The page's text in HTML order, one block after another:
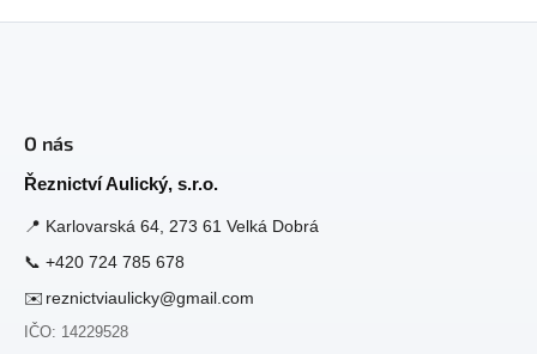
O nás
Řeznictví Aulický, s.r.o.
📍 Karlovarská 64, 273 61 Velká Dobrá
📞 +420 724 785 678
✉️ reznictviaulicky@gmail.com
IČO: 14229528